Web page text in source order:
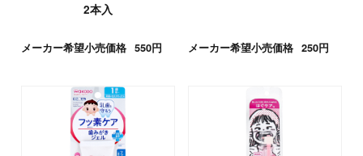
2本入
メーカー希望小売価格 550円 メーカー希望小売価格 250円